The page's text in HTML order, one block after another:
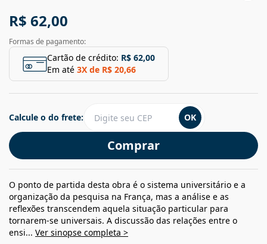
R$ 62,00
Formas de pagamento:
Cartão de crédito: R$ 62,00
Em até 3X de R$ 20,66
Comprar
Calcule o do frete: OK
O ponto de partida desta obra é o sistema universitário e a
organização da pesquisa na França, mas a análise e as
reflexões transcendem aquela situação particular para
tornarem-se universais. A discussão das relações entre o
ensi... Ver sinopse completa >